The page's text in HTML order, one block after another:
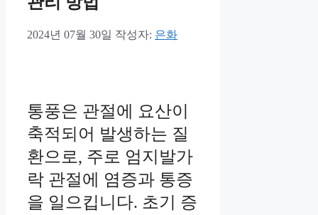
2024년 07월 30일 작성자: 은화
통풍은 관절에 요산이
축적되어 발생하는 질
환으로, 주로 엄지발가
락 관절에 염증과 통증
을 일으킵니다. 초기 증